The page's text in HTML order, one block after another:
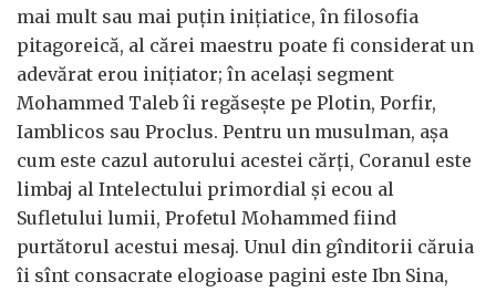
mai mult sau mai puţin iniţiatice, în filosofia
pitagoreică, al cărei maestru poate fi considerat un
adevărat erou iniţiator; în acelaşi segment
Mohammed Taleb îi regăseşte pe Plotin, Porfir,
Iamblicos sau Proclus. Pentru un musulman, aşa
cum este cazul autorului acestei cărţi, Coranul este
limbaj al Intelectului primordial şi ecou al
Sufletului lumii, Profetul Mohammed fiind
purtătorul acestui mesaj. Unul din gînditorii căruia
îi sînt consacrate elogioase pagini este Ibn Sina,